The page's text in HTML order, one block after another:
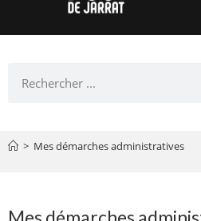
> Mes démarches administratives